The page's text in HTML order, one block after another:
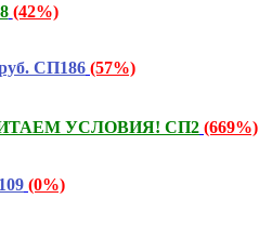
(42%)
СП186 (57%)
ЧИТАЕМ УСЛОВИЯ! СП2 (669%)
(0%)